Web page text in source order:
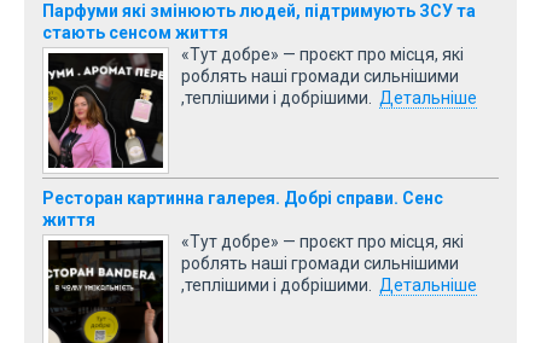
Парфуми які змінюють людей, підтримують ЗСУ та
стають сенсом життя
«Тут добре» — проєкт про місця, які
роблять наші громади сильнішими
,теплішими і добрішими. Детальніше
Ресторан картинна галерея. Добрі справи. Сенс
життя
«Тут добре» — проєкт про місця, які
роблять наші громади сильнішими
,теплішими і добрішими. Детальніше